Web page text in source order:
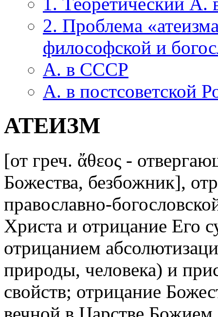
2. Проблема
философской и
А. в СССР
А. в постсоветской
АТЕИЗМ
[от греч. ἄθεος -
Божества, безбожник],
православно-
Христа и отрицание Его
отрицанием
природы, человека) и
свойств; отрицание